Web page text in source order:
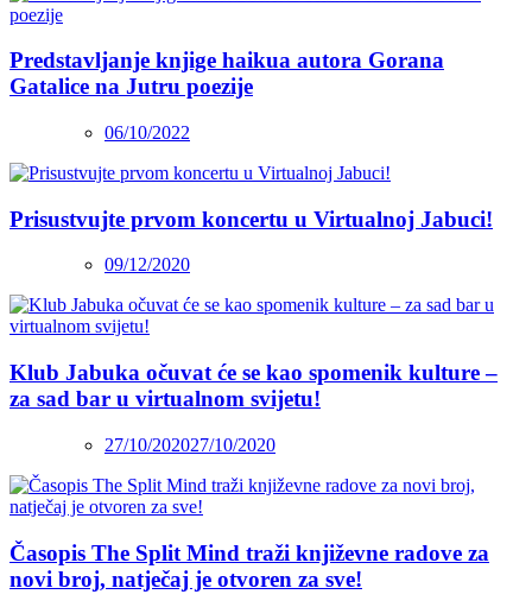
Predstavljanje knjige haikua autora Gorana
Gatalice na Jutru poezije
06/10/2022
Prisustvujte prvom koncertu u Virtualnoj Jabuci!
09/12/2020
Klub Jabuka očuvat će se kao spomenik kulture –
za sad bar u virtualnom svijetu!
27/10/202027/10/2020
Časopis The Split Mind traži književne radove za
novi broj, natječaj je otvoren za sve!